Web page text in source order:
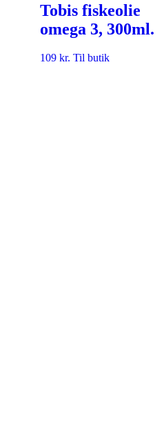
Tobis fiskeolie
omega 3, 300ml.
109 kr. Til butik